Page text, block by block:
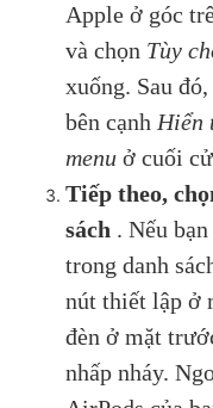
Apple ở góc
và chọn Tùy
xuống. Sau
bên cạnh Hiển
menu ở cuối
Tiếp theo,
sách . Nếu
trong danh
nút thiết lập ở
đèn ở mặt
nhấp nháy.